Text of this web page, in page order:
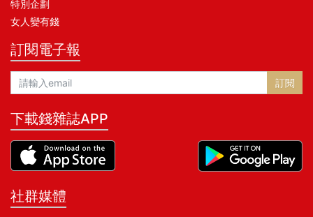
特別企劃
女人變有錢
訂閱電子報
訂閱
下載錢雜誌APP
社群媒體